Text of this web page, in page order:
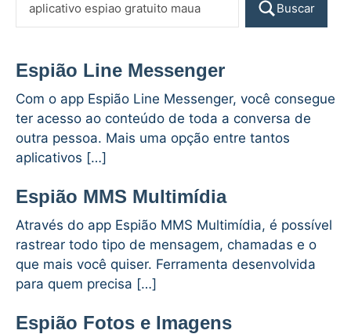
Buscar
Espião Line Messenger
Com o app Espião Line Messenger, você consegue
ter acesso ao conteúdo de toda a conversa de
outra pessoa. Mais uma opção entre tantos
aplicativos […]
Espião MMS Multimídia
Através do app Espião MMS Multimídia, é possível
rastrear todo tipo de mensagem, chamadas e o
que mais você quiser. Ferramenta desenvolvida
para quem precisa […]
Espião Fotos e Imagens